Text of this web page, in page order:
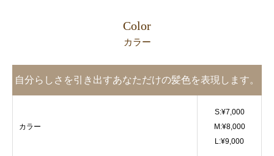
Color
カラー
自分らしさを引き出すあなただけの髪色を表現します。
カラー
S:¥7,000
M:¥8,000
L:¥9,000